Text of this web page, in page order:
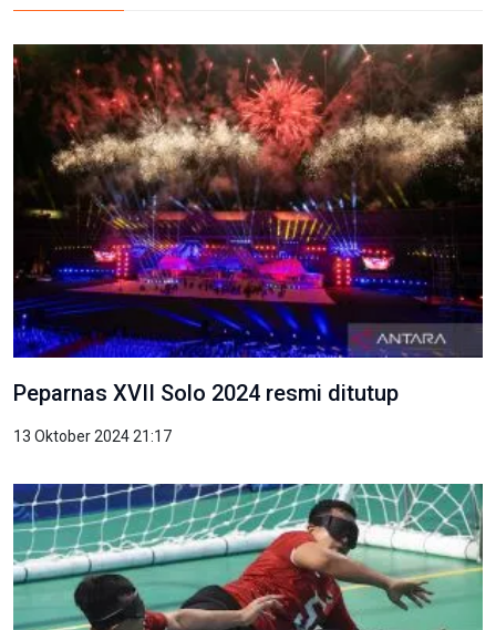
Peparnas XVII Solo 2024 resmi ditutup
13 Oktober 2024 21:17